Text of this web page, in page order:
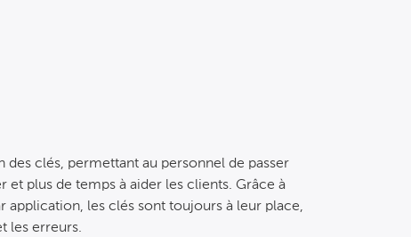
des clés, permettant au personnel de passer
et plus de temps à aider les clients. Grâce à
application, les clés sont toujours à leur place,
les erreurs.